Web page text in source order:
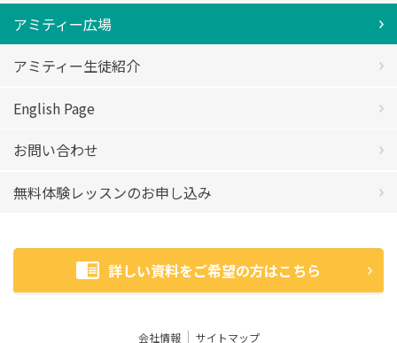
アミティー広場
アミティー生徒紹介
English Page
お問い合わせ
無料体験レッスンのお申し込み
詳しい資料をご希望の方はこちら
会社情報
サイトマップ